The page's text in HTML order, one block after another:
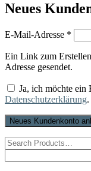
Neues
E-Mail-Adresse *
Ein Link zum
Adresse gesendet.
Ja, ich möchte ein
Datenschutzerklärung.
Neues Kundenkonto
Search
for:
for: